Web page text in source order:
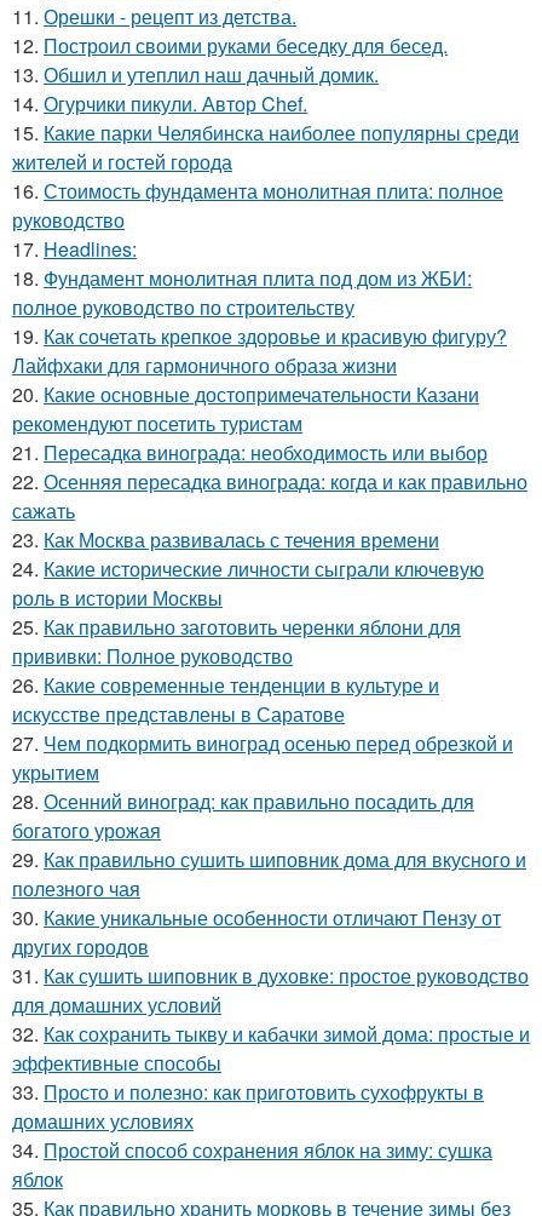
11. Орешки - рецепт из детства.
12. Построил своими руками беседку для бесед.
13. Обшил и утеплил наш дачный домик.
14. Огурчики пикули. Автор Chef.
15. Какие парки Челябинска наиболее популярны среди
жителей и гостей города
16. Стоимость фундамента монолитная плита: полное
руководство
17. Headlines:
18. Фундамент монолитная плита под дом из ЖБИ:
полное руководство по строительству
19. Как сочетать крепкое здоровье и красивую фигуру?
Лайфхаки для гармоничного образа жизни
20. Какие основные достопримечательности Казани
рекомендуют посетить туристам
21. Пересадка винограда: необходимость или выбор
22. Осенняя пересадка винограда: когда и как правильно
сажать
23. Как Москва развивалась с течения времени
24. Какие исторические личности сыграли ключевую
роль в истории Москвы
25. Как правильно заготовить черенки яблони для
прививки: Полное руководство
26. Какие современные тенденции в культуре и
искусстве представлены в Саратове
27. Чем подкормить виноград осенью перед обрезкой и
укрытием
28. Осенний виноград: как правильно посадить для
богатого урожая
29. Как правильно сушить шиповник дома для вкусного и
полезного чая
30. Какие уникальные особенности отличают Пензу от
других городов
31. Как сушить шиповник в духовке: простое руководство
для домашних условий
32. Как сохранить тыкву и кабачки зимой дома: простые и
эффективные способы
33. Просто и полезно: как приготовить сухофрукты в
домашних условиях
34. Простой способ сохранения яблок на зиму: сушка
яблок
35. Как правильно хранить морковь в течение зимы без